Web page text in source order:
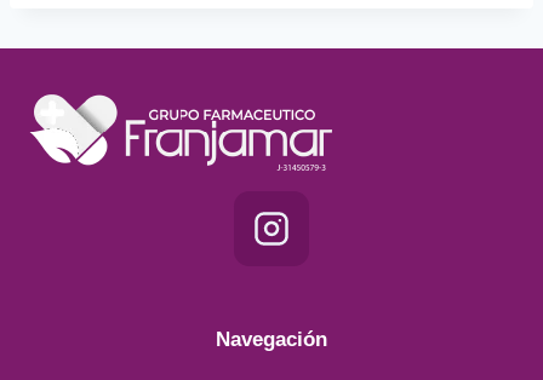
Navegación